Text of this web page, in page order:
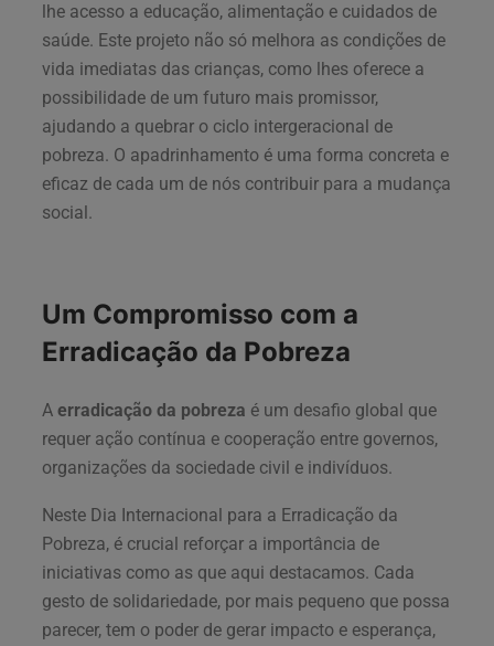
lhe acesso a educação, alimentação e cuidados de
saúde. Este projeto não só melhora as condições de
vida imediatas das crianças, como lhes oferece a
possibilidade de um futuro mais promissor,
ajudando a quebrar o ciclo intergeracional de
pobreza. O apadrinhamento é uma forma concreta e
eficaz de cada um de nós contribuir para a mudança
social.
Um Compromisso com a
Erradicação da Pobreza
A erradicação da pobreza é um desafio global que
requer ação contínua e cooperação entre governos,
organizações da sociedade civil e indivíduos.
Neste Dia Internacional para a Erradicação da
Pobreza, é crucial reforçar a importância de
iniciativas como as que aqui destacamos. Cada
gesto de solidariedade, por mais pequeno que possa
parecer, tem o poder de gerar impacto e esperança,